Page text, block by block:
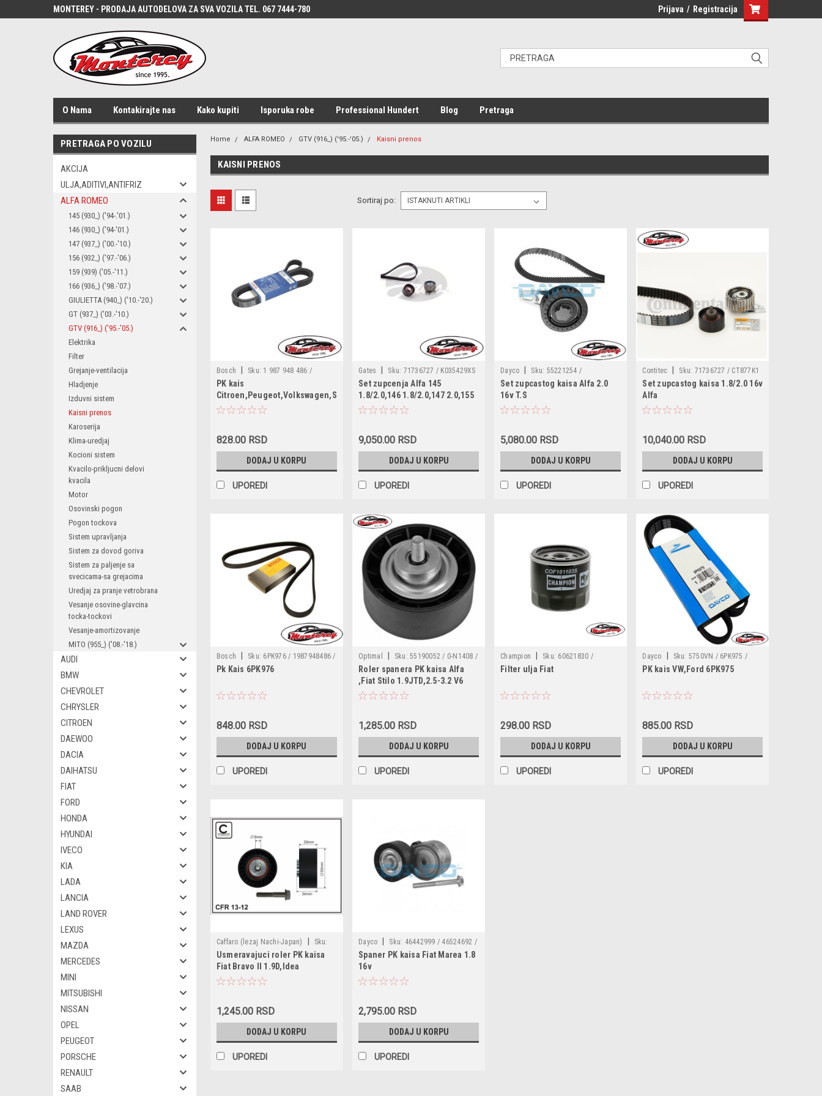
MONTEREY - PRODAJA AUTODELOVA ZA SVA VOZILA TEL. 067 7444-780 Prijava / Registracija
O Nama Kontakirajte nas Kako kupiti Isporuka robe Professional Hundert Blog Pretraga
PRETRAGA PO VOZILU
AKCIJA
ULJA,ADITIVI,ANTIFRIZ
ALFA ROMEO
145 (930_) ('94-.'01.)
146 (930_) ('94-'01.)
147 (937_) ('00.-'10.)
156 (932_) ('97.-'06.)
159 (939) ('05.-'11.)
166 (936_) ('98.-'07.)
GIULIETTA (940_) ('10.-'20.)
GT (937_) ('03.-'10.)
GTV (916_) ('95.-'05.)
Elektrika
Filter
Grejanje-ventilacija
Hladjenje
Izduvni sistem
Kaisni prenos
Karoserija
Klima-uredjaj
Kocioni sistem
Kvacilo-prikljucni delovi
kvacila
Motor
Osovinski pogon
Pogon tockova
Sistem upravljanja
Sistem za dovod goriva
Sistem za paljenje sa
svecicama-sa grejacima
Uredjaj za pranje vetrobrana
Vesanje osovine-glavcina
tocka-tockovi
Vesanje-amortizovanje
MITO (955_) ('08.-'18.)
AUDI
BMW
CHEVROLET
CHRYSLER
CITROEN
DAEWOO
DACIA
DAIHATSU
FIAT
FORD
HONDA
HYUNDAI
IVECO
KIA
LADA
LANCIA
LAND ROVER
LEXUS
MAZDA
MERCEDES
MINI
MITSUBISHI
NISSAN
OPEL
PEUGEOT
PORSCHE
RENAULT
SAAB
Home ALFA ROMEO GTV (916_) ('95.-'05.) Kaisni prenos
KAISNI PRENOS
Sortiraj po:
Bosch Sku: 1 987 948 486 /
60571125 / 60625590 / 11 28 7 798
112 / 5750 FV / 5750 YQ / 1229549 /
4M5Q6 C301 DA / 95VW 6C301 EA /
15-909B / 037 903 137 C / 037 903
/ 9514169KA0
PK kais
Citroen,Peugeot,Volkswagen,Seat,Alfa
Romeo,Volvo,Ford,Skoda,Mini,Suzuki,Mazda,Seat
828.00 RSD
DODAJ U KORPU
UPOREDI
Gates Sku: 71736727 / K035429XS
/ VKMA02177 / CT877K1 / KTB329
Set zupcenja Alfa 145
1.8/2.0,146 1.8/2.0,147 2.0,155
1.7/2.0,156 1.8/2.0,166 2.0,GTV
Dedra 1.8 16v
9,050.00 RSD
DODAJ U KORPU
UPOREDI
Dayco Sku: 55221254 /
55221254S1 / 60620887 / 60620887S1
/ KTB610 / 530034710 / 74930977 /
5587870 / CT970K1 / LDK0050 /
Set zupcastog kaisa Alfa 2.0
16v T.S
5,080.00 RSD
DODAJ U KORPU
UPOREDI
Contitec Sku: 71736727 / CT877K1
/ 530022310 / 99020046 / KTB329 /
KH273 / TBK183 / KDB329 / KCD0096 /
3012100810 / LDK0315 / VKMA02177 /
Set zupcastog kaisa 1.8/2.0 16v
Alfa
145,147,156,GTV,Spider,Lancia
10,040.00 RSD
DODAJ U KORPU
UPOREDI
Bosch Sku: 6PK976 / 1987948486 /
30928908 / VKMV6PK976 / MR60975 /
/ 60571125 / 60625590 /
1229549 / 4M5Q6C301DA /
Y60115909B / 037903137C
Pk Kais 6PK976
848.00 RSD
DODAJ U KORPU
UPOREDI
Optimal Sku: 55190052 / 0-N1408 /
APV1091 / VKMA32037 / 19488 /
532022810 / 60654130 / 60813221 /
0N1408
Roler spanera PK kaisa Alfa
,Fiat Stilo 1.9JTD,2.5-3.2 V6
1,285.00 RSD
DODAJ U KORPU
UPOREDI
Champion Sku: 60621830 /
COF101103S
Filter ulja Fiat
298.00 RSD
DODAJ U KORPU
UPOREDI
Dayco Sku: 5750VN / 6PK975 /
60571125 / 60625590 / 11287798112
5750YS / 9642383780 / 9642383980 /
6C301-DA / 6M5Q-6C301-EA / 95VW-
909 / Y60115909
PK kais VW,Ford 6PK975
885.00 RSD
DODAJ U KORPU
UPOREDI
Caffaro (lezaj Nachi-Japan)
Sku:
55190052 / 60654130 / 13-12
Usmeravajuci roler PK kaisa
Fiat Bravo II 1.9D,Idea
1.9JTD,Punto 2,Stilo
147 3.2,156 2.5 V6,166 2.0-3.0
V6,GT 3.2 GTA '03-'10,GTV 3.0
V6,3.2 V6,Spider 3 plasticni
1,245.00 RSD
DODAJ U KORPU
UPOREDI
Dayco Sku: 46442999 / 46524692 /
60811332 / 60814110 / 46446374 /
60811874 / APV1000
Spaner PK kaisa Fiat Marea 1.8
16v
2,795.00 RSD
DODAJ U KORPU
UPOREDI